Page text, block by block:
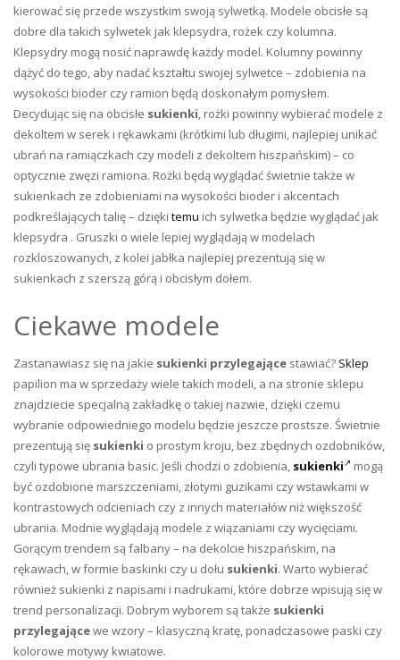
kierować się przede wszystkim swoją sylwetką. Modele obcisłe są
dobre dla takich sylwetek jak klepsydra, rożek czy kolumna.
Klepsydry mogą nosić naprawdę każdy model. Kolumny powinny
dążyć do tego, aby nadać kształtu swojej sylwetce – zdobienia na
wysokości bioder czy ramion będą doskonałym pomysłem.
Decydując się na obcisłe sukienki, rożki powinny wybierać modele z
dekoltem w serek i rękawkami (krótkimi lub długimi, najlepiej unikać
ubrań na ramiączkach czy modeli z dekoltem hiszpańskim) – co
optycznie zwęzi ramiona. Rożki będą wyglądać świetnie także w
sukienkach ze zdobieniami na wysokości bioder i akcentach
podkreślających talię – dzięki temu ich sylwetka będzie wyglądać jak
klepsydra . Gruszki o wiele lepiej wyglądają w modelach
rozkloszowanych, z kolei jabłka najlepiej prezentują się w
sukienkach z szerszą górą i obcisłym dołem.
Ciekawe modele
Zastanawiasz się na jakie sukienki przylegające stawiać? Sklep
papilion ma w sprzedaży wiele takich modeli, a na stronie sklepu
znajdziecie specjalną zakładkę o takiej nazwie, dzięki czemu
wybranie odpowiedniego modelu będzie jeszcze prostsze. Świetnie
prezentują się sukienki o prostym kroju, bez zbędnych ozdobników,
czyli typowe ubrania basic. Jeśli chodzi o zdobienia, sukienki
mogą
być ozdobione marszczeniami, złotymi guzikami czy wstawkami w
kontrastowych odcieniach czy z innych materiałów niż większość
ubrania. Modnie wyglądają modele z wiązaniami czy wycięciami.
Gorącym trendem są falbany – na dekolcie hiszpańskim, na
rękawach, w formie baskinki czy u dołu sukienki. Warto wybierać
również sukienki z napisami i nadrukami, które dobrze wpisują się w
trend personalizacji. Dobrym wyborem są także sukienki
przylegającewe wzory – klasyczną kratę, ponadczasowe paski czy
kolorowe motywy kwiatowe.